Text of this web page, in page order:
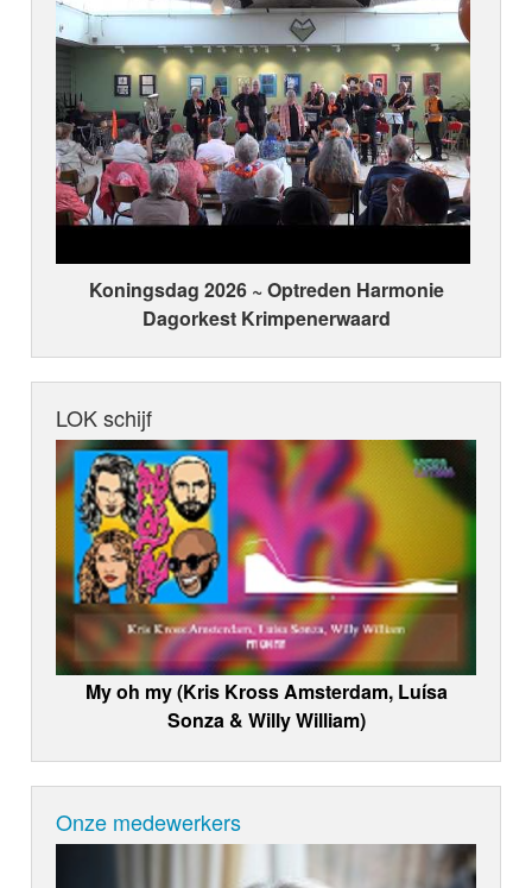
Koningsdag 2026 ~ Optreden Harmonie
Dagorkest Krimpenerwaard
LOK schijf
My oh my (Kris Kross Amsterdam, Luísa
Sonza & Willy William)
Onze medewerkers